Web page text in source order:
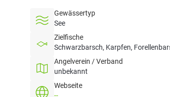
Gewässertyp
See
Zielfische
Schwarzbarsch, Karpfen,
Angelverein / Verband
unbekannt
Webseite